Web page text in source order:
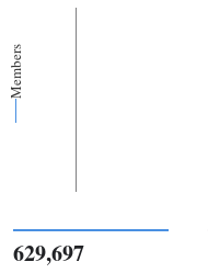
Members
629,697